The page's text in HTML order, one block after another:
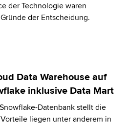
der Technologie waren
der Entscheidung.
Data Warehouse auf
inklusive Data Mart
Datenbank stellt die
liegen unter anderem in